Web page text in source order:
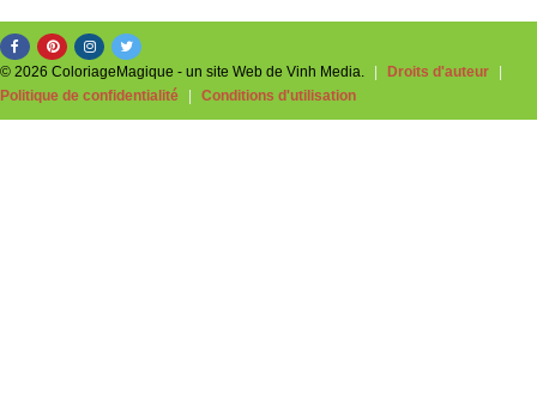
© 2026 ColoriageMagique - un site Web de Vinh Media. Droits d'auteur
Politique de confidentialité
Conditions d'utilisation